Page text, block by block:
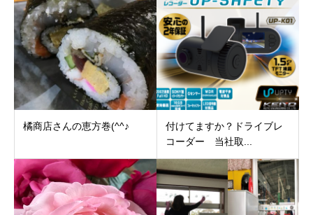
橘商店さんの恵方巻(^^♪
付けてますか？ドライブレ
コーダー 当社取...